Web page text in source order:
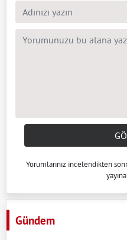
Yorumlarınız incelendikten
Gündem